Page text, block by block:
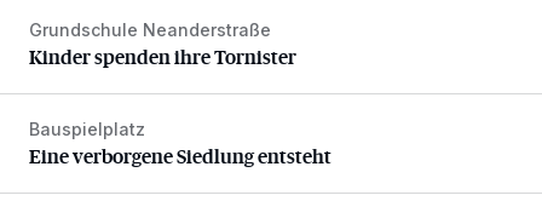
Kinder spenden ihre Tornister
Grundschule Neanderstraße
Kinder spenden ihre Tornister
Eine verborgene Siedlung entsteht
Bauspielplatz
Eine verborgene Siedlung entsteht